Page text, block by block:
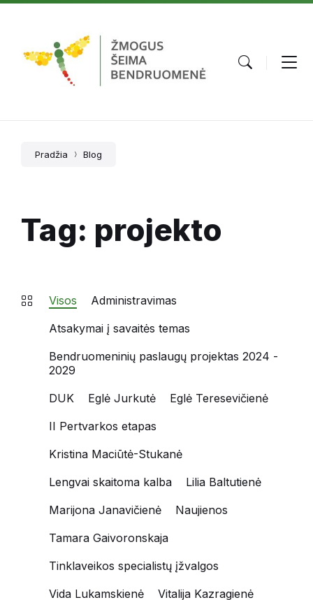
Skip
Skip
Skip
Pradžia Blog
Tag: projekto
Visos
Administravimas
Atsakymai į savaitės temas
Bendruomeninių paslaugų projektas 2024 -
2029
DUK
Eglė Jurkutė
Eglė Teresevičienė
II Pertvarkos etapas
Kristina Maciūtė-Stukanė
Lengvai skaitoma kalba
Lilia Baltutienė
Marijona Janavičienė
Naujienos
Tamara Gaivoronskaja
Tinklaveikos specialistų įžvalgos
Vida Lukamskienė
Vitalija Kazragienė